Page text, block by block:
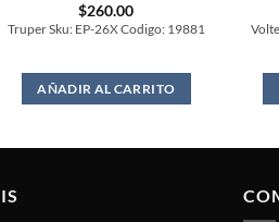
$260.00
Truper Sku: EP-26X Codigo: 19881
AÑADIR AL CARRITO